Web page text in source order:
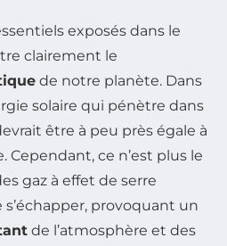
exposés dans le
clairement le
de notre planète. Dans
solaire qui pénètre dans
être à peu près égale à
Cependant, ce n’est plus le
gaz à effet de serre
provoquant un
de l’atmosphère et des